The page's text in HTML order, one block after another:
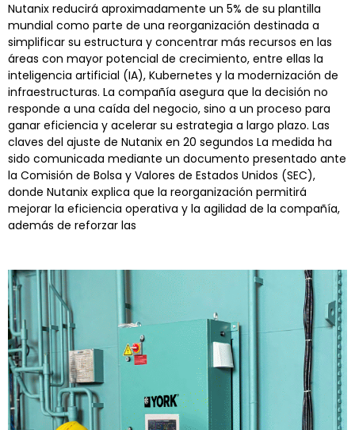
Nutanix reducirá aproximadamente un 5% de su plantilla
mundial como parte de una reorganización destinada a
simplificar su estructura y concentrar más recursos en las
áreas con mayor potencial de crecimiento, entre ellas la
inteligencia artificial (IA), Kubernetes y la modernización de
infraestructuras. La compañía asegura que la decisión no
responde a una caída del negocio, sino a un proceso para
ganar eficiencia y acelerar su estrategia a largo plazo. Las
claves del ajuste de Nutanix en 20 segundos La medida ha
sido comunicada mediante un documento presentado ante
la Comisión de Bolsa y Valores de Estados Unidos (SEC),
donde Nutanix explica que la reorganización permitirá
mejorar la eficiencia operativa y la agilidad de la compañía,
además de reforzar las